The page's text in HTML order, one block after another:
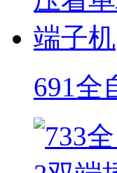
691全